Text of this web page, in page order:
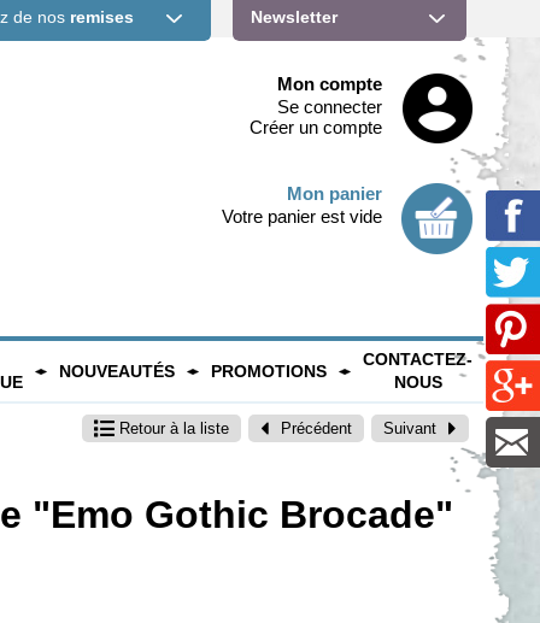
de nos remises Newsletter
Mon compte
Se connecter
Créer un compte
Mon panier
Votre panier est vide
NOUVEAUTÉS PROMOTIONS
CONTACTEZ-
NOUS
Retour à la liste Précédent Suivant
"Emo Gothic Brocade"